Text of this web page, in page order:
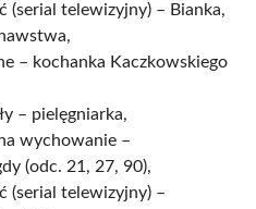
(serial telewizyjny) – Bianka,
– kochanka Kaczkowskiego
– pielęgniarka,
wychowanie –
(odc. 21, 27, 90),
(serial telewizyjny) –